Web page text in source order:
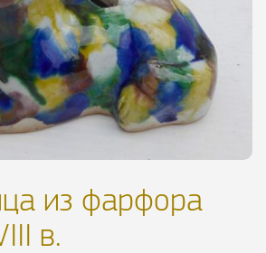
из фарфора
в.